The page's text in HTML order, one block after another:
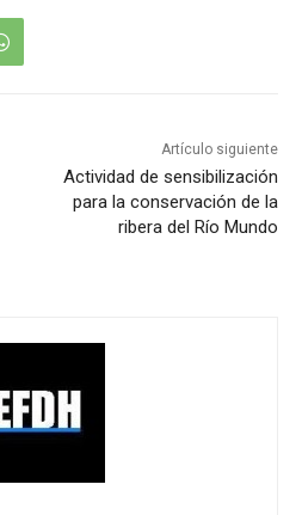
Artículo siguiente
Actividad de sensibilización
para la conservación de la
ribera del Río Mundo